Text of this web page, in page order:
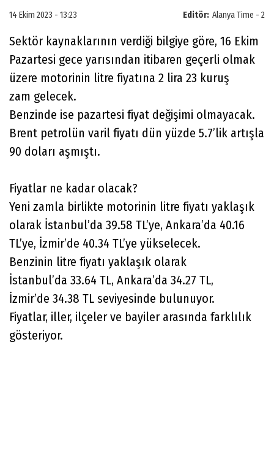
Editör: Alanya Time - 2
14 Ekim 2023 - 13:23
Sektör kaynaklarının verdiği bilgiye göre, 16 Ekim
Pazartesi gece yarısından itibaren geçerli olmak
üzere motorinin litre fiyatına 2 lira 23 kuruş
zam gelecek.
Benzinde ise pazartesi fiyat değişimi olmayacak.
Brent petrolün varil fiyatı dün yüzde 5.7’lik artışla
90 doları aşmıştı.
Fiyatlar ne kadar olacak?
Yeni zamla birlikte motorinin litre fiyatı yaklaşık
olarak İstanbul’da 39.58 TL’ye, Ankara’da 40.16
TL’ye, İzmir’de 40.34 TL’ye yükselecek.
Benzinin litre fiyatı yaklaşık olarak
İstanbul’da 33.64 TL, Ankara’da 34.27 TL,
İzmir’de 34.38 TL seviyesinde bulunuyor.
Fiyatlar, iller, ilçeler ve bayiler arasında farklılık
gösteriyor.